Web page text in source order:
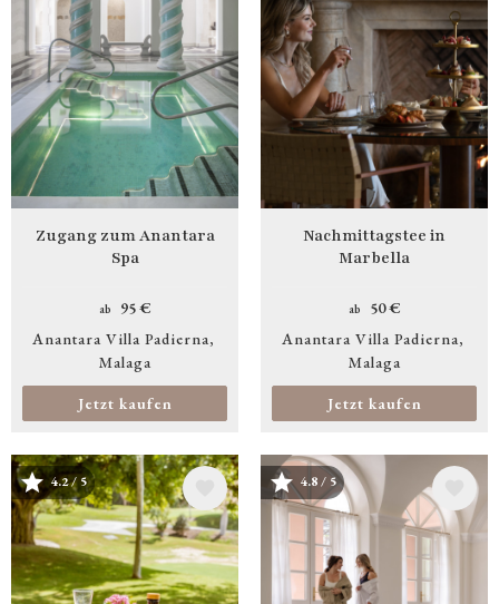
Zugang zum Anantara
Spa
ab
95 €
Anantara Villa Padierna
Malaga
Jetzt kaufen
Nachmittagstee in
Marbella
ab
50 €
Anantara Villa Padierna
Malaga
Jetzt kaufen
Bild4.2 / 5 Bild4.8 / 5